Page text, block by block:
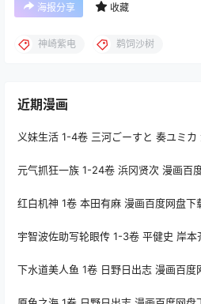
海报分享 收藏
神崎紫电 鹈饲沙树
近期漫画
义妹生活 1-4卷 三河ごーすと 奏ユミ
元气抓狂一族 1-24卷 浜冈贤次 漫画百
红白机神 1卷 本田有麻 漫画百度网盘下
宇智波佐助写轮眼传 1-3卷 平健史 岸
下水道美人鱼 1卷 日野日出志 漫画百度